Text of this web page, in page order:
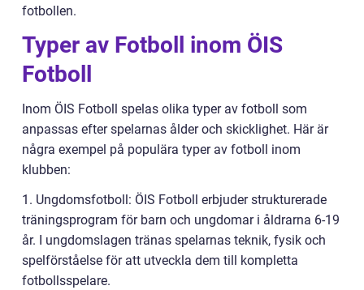
fotbollen.
Typer av Fotboll inom ÖIS
Fotboll
Inom ÖIS Fotboll spelas olika typer av fotboll som
anpassas efter spelarnas ålder och skicklighet. Här är
några exempel på populära typer av fotboll inom
klubben:
1. Ungdomsfotboll: ÖIS Fotboll erbjuder strukturerade
träningsprogram för barn och ungdomar i åldrarna 6-19
år. I ungdomslagen tränas spelarnas teknik, fysik och
spelförståelse för att utveckla dem till kompletta
fotbollsspelare.